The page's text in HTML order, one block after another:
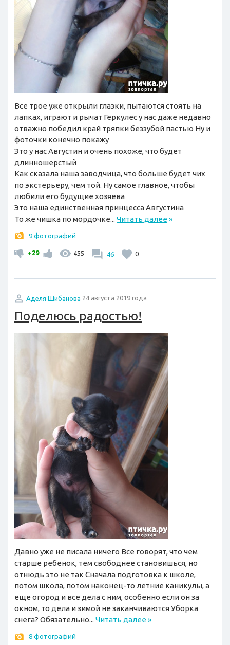
Все трое уже открыли глазки, пытаются стоять на
лапках, играют и рычат Геркулес у нас даже недавно
отважно победил край тряпки беззубой пастью Ну и
фоточки конечно покажу
Это у нас Августин и очень похоже, что будет
длинношерстый
Как сказала наша заводчица, что больше будет чих
по экстерьеру, чем той. Ну самое главное, чтобы
любили его будущие хозяева
Это наша единственная принцесса Августина
То же чишка по мордочке... Читать далее»
9 фотографий
+29 455 46 0
Аделя Шибанова 24 августа 2019 года
Поделюсь радостью!
Давно уже не писала ничего Все говорят, что чем
старше ребенок, тем свободнее становишься, но
отнюдь это не так Сначала подготовка к школе,
потом школа, потом наконец-то летние каникулы, а
еще огород и все дела с ним, особенно если он за
окном, то дела и зимой не заканчиваются Уборка
снега? Обязательно... Читать далее»
8 фотографий